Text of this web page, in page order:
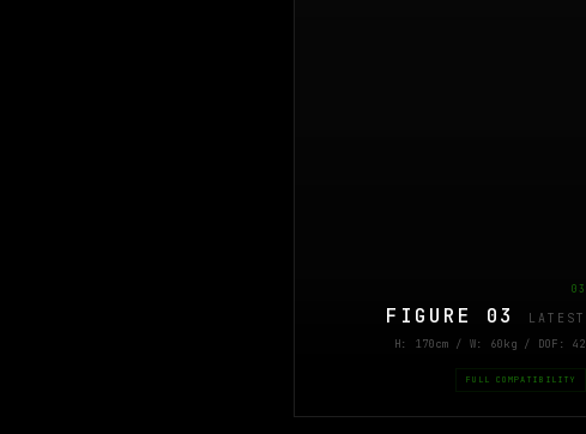
03
FIGURE 03 LATEST
H: 170cm / W: 60kg / DOF: 42
FULL COMPATIBILITY